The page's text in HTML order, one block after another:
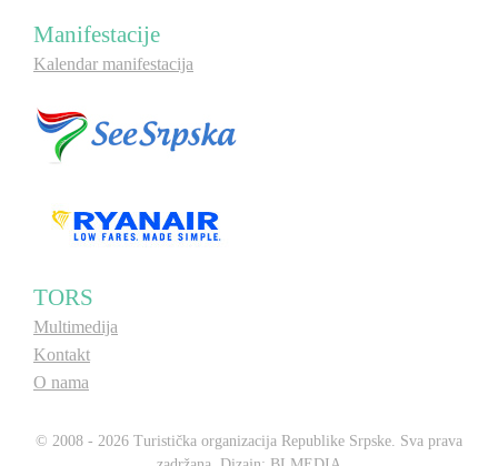
Manifestacije
Kalendar manifestacija
TORS
Multimedija
Kontakt
O nama
© 2008 - 2026 Turistička organizacija Republike Srpske. Sva prava